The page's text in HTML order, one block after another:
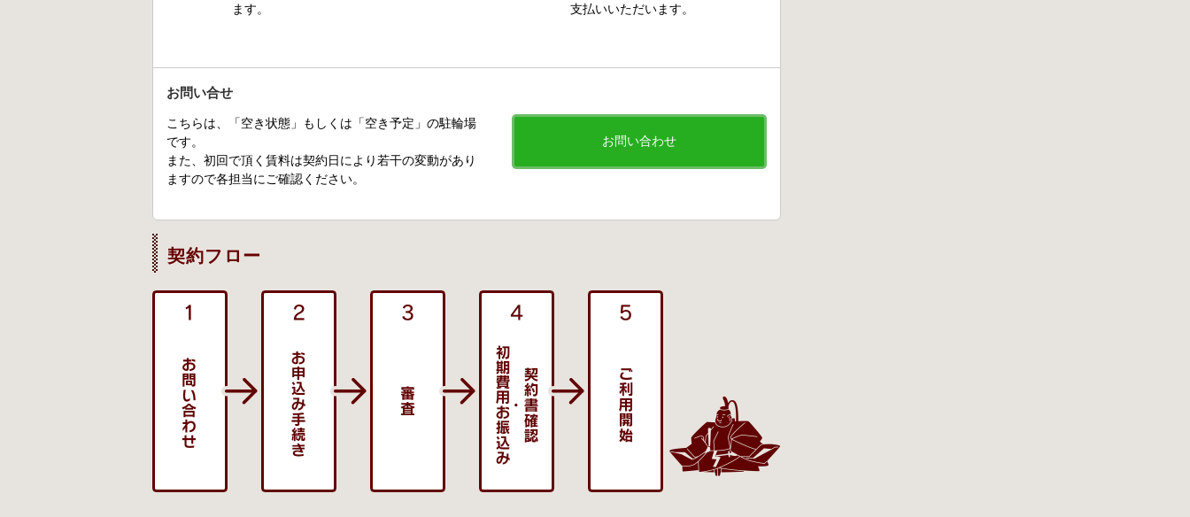
ます。
支払いいただいます。
お問い合せ
お問い合わせ
こちらは、「空き状態」もしくは「空き予定」の駐輪場
です。
また、初回で頂く賃料は契約日により若干の変動があり
ますので各担当にご確認ください。
契約フロー